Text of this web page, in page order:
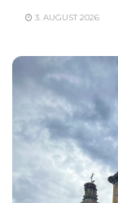
3. AUGUST 2026